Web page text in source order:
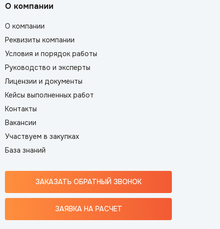
О компании
О компании
Реквизиты компании
Условия и порядок работы
Руководство и эксперты
Лицензии и документы
Кейсы выполненных работ
Контакты
Вакансии
Участвуем в закупках
База знаний
ЗАКАЗАТЬ ОБРАТНЫЙ ЗВОНОК
ЗАЯВКА НА РАСЧЕТ